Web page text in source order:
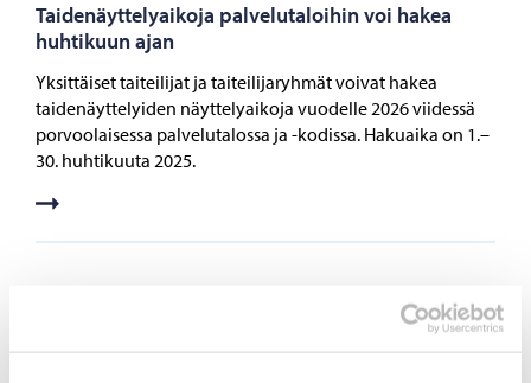
Taidenäyttelyaikoja palvelutaloihin voi hakea
huhtikuun ajan
Yksittäiset taiteilijat ja taiteilijaryhmät voivat hakea
taidenäyttelyiden näyttelyaikoja vuodelle 2026 viidessä
porvoolaisessa palvelutalossa ja -kodissa. Hakuaika on 1.–
30. huhtikuuta 2025.
valtiopäivätanssiaisiin